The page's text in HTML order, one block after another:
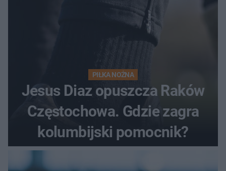
PIŁKA NOŻNA
Jesus Diaz opuszcza Raków
Częstochowa. Gdzie zagra
kolumbijski pomocnik?